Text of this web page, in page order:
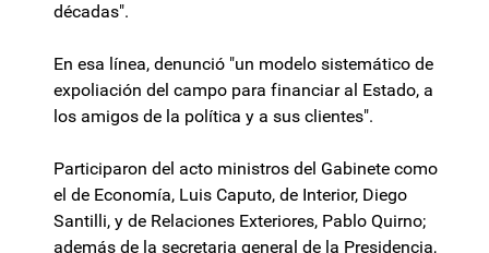
décadas".
En esa línea, denunció "un modelo sistemático de
expoliación del campo para financiar al Estado, a
los amigos de la política y a sus clientes".
Participaron del acto ministros del Gabinete como
el de Economía, Luis Caputo, de Interior, Diego
Santilli, y de Relaciones Exteriores, Pablo Quirno;
además de la secretaria general de la Presidencia,